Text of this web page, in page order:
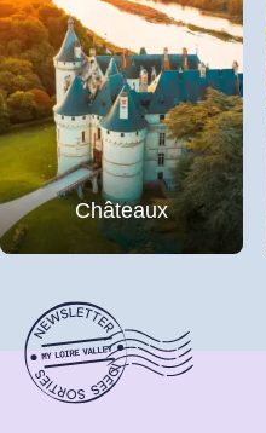
Châteaux